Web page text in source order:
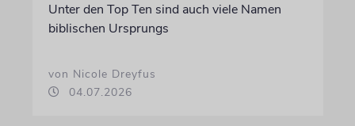
Unter den Top Ten sind auch viele Namen
biblischen Ursprungs
von Nicole Dreyfus
04.07.2026